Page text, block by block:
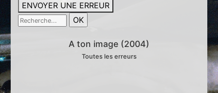
ENVOYER UNE ERREUR
A ton image (2004)
Toutes les erreurs